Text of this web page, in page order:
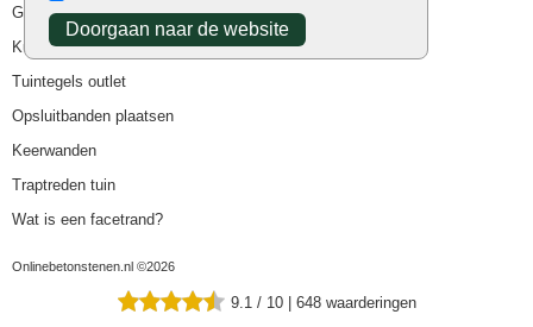
Doorgaan naar de website
Goedkope tuintegels
Kunstgras
Tuintegels outlet
Opsluitbanden plaatsen
Keerwanden
Traptreden tuin
Wat is een facetrand?
Onlinebetonstenen.nl ©2026
9.1 / 10 | 648 waarderingen